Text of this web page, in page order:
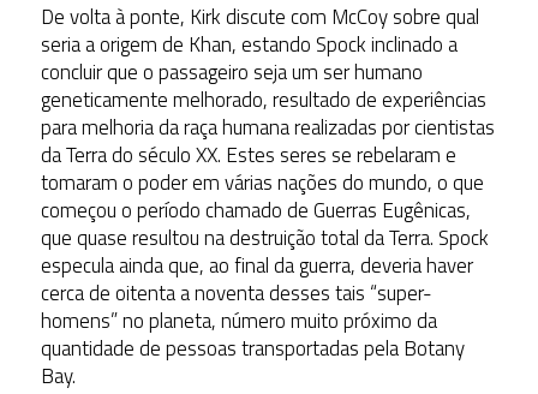
De volta à ponte, Kirk discute com McCoy sobre qual
seria a origem de Khan, estando Spock inclinado a
concluir que o passageiro seja um ser humano
geneticamente melhorado, resultado de experiências
para melhoria da raça humana realizadas por cientistas
da Terra do século XX. Estes seres se rebelaram e
tomaram o poder em várias nações do mundo, o que
começou o período chamado de Guerras Eugênicas,
que quase resultou na destruição total da Terra. Spock
especula ainda que, ao final da guerra, deveria haver
cerca de oitenta a noventa desses tais “super-
homens” no planeta, número muito próximo da
quantidade de pessoas transportadas pela Botany
Bay.